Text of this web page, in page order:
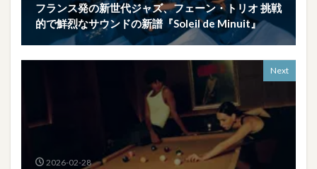
フランス発の新世代ジャズ、フェーン・トリオ 挑戦
的で鮮烈なサウンドの新譜『Soleil de Minuit』
Next
2026-02-28